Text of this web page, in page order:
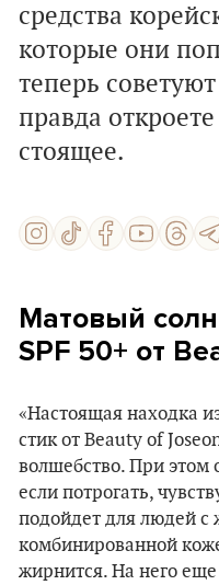
средства
которые они
теперь
правда
стоящее.
Матовый
SPF 50+ от
«Настоящая находка
стик от Beauty of
волшебство. При этом
если потрогать,
подойдет для людей с
комбинированной
жирнится. На него